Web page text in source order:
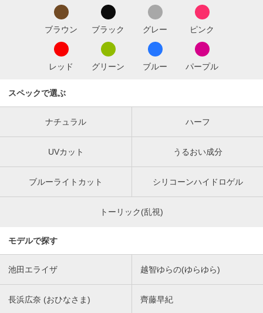
ブラウン ブラック グレー ピンク
レッド グリーン ブルー パープル
スペックで選ぶ
ナチュラル ハーフ
UVカット うるおい成分
ブルーライトカット シリコーンハイドロゲル
トーリック(乱視)
モデルで探す
池田エライザ 越智ゆらの(ゆらゆら)
長浜広奈 (おひなさま) 齊藤早紀